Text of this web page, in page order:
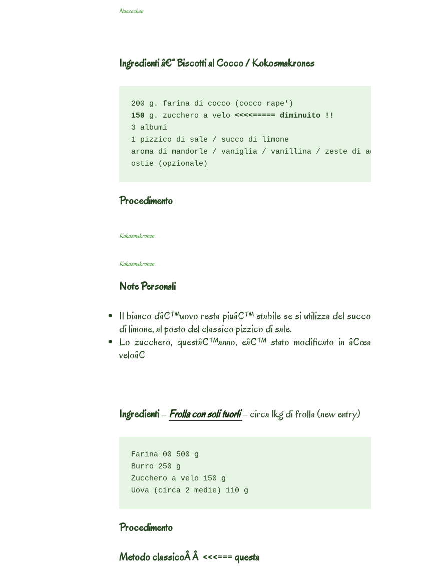
Nussecken
Ingredienti â€“ Biscotti al Cocco / Kokosmakrones
150 g. zucchero a velo <<<<===== diminuito !!
3 albumi
1 pizzico di sale / succo di limone
aroma di mandorle / vaniglia / vanillina / zeste di agrumi
ostie (opzionale)
Procedimento
Kokosmakronen
Kokosmakronen
Note Personali
Il bianco dâ€™uovo resta piuâ€™ stabile se si utilizza del succo
di limone, al posto del classico pizzico di sale.
Lo zucchero, questâ€™anno, eâ€™ stato modificato in â€œa
veloâ€
Ingredienti–Frolla con soli tuorli– circa 1kg di frolla (new entry)
Farina 00 500 g
Burro 250 g
Zucchero a velo 150 g
Uova (circa 2 medie) 110 g
Procedimento
Metodo classicoÂ Â <<<=== questa